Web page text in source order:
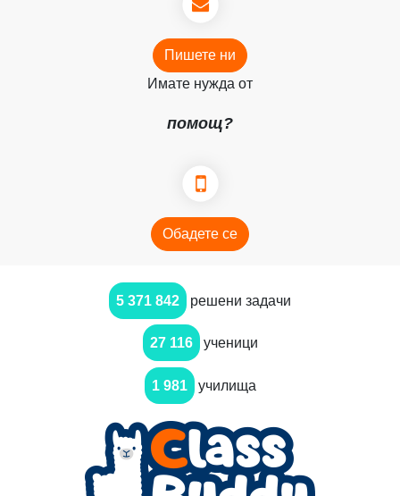
Пишете ни
Имате нужда от
помощ?
Обадете се
5 371 842 решени задачи
27 116 ученици
1 981 училища